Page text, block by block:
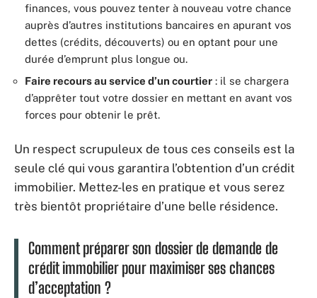
finances, vous pouvez tenter à nouveau votre chance
auprès d’autres institutions bancaires en apurant vos
dettes (crédits, découverts) ou en optant pour une
durée d’emprunt plus longue ou.
Faire recours au service d’un courtier : il se chargera
d’apprêter tout votre dossier en mettant en avant vos
forces pour obtenir le prêt.
Un respect scrupuleux de tous ces conseils est la
seule clé qui vous garantira l’obtention d’un crédit
immobilier. Mettez-les en pratique et vous serez
très bientôt propriétaire d’une belle résidence.
Comment préparer son dossier de demande de
crédit immobilier pour maximiser ses chances
d’acceptation ?